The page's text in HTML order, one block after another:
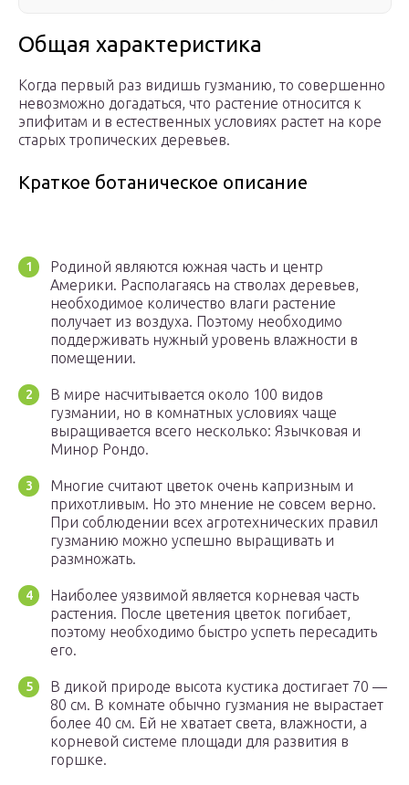
Общая характеристика
Когда первый раз видишь гузманию, то совершенно
невозможно догадаться, что растение относится к
эпифитам и в естественных условиях растет на коре
старых тропических деревьев.
Краткое ботаническое описание
Родиной являются южная часть и центр
Америки. Располагаясь на стволах деревьев,
необходимое количество влаги растение
получает из воздуха. Поэтому необходимо
поддерживать нужный уровень влажности в
помещении.
В мире насчитывается около 100 видов
гузмании, но в комнатных условиях чаще
выращивается всего несколько: Язычковая и
Минор Рондо.
Многие считают цветок очень капризным и
прихотливым. Но это мнение не совсем верно.
При соблюдении всех агротехнических правил
гузманию можно успешно выращивать и
размножать.
Наиболее уязвимой является корневая часть
растения. После цветения цветок погибает,
поэтому необходимо быстро успеть пересадить
его.
В дикой природе высота кустика достигает 70 —
80 см. В комнате обычно гузмания не вырастает
более 40 см. Ей не хватает света, влажности, а
корневой системе площади для развития в
горшке.